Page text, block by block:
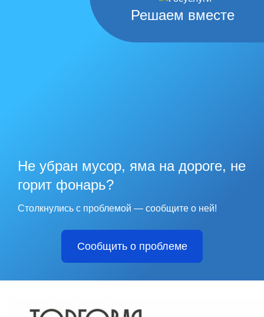
Решаем вместе
Не убран мусор, яма на дороге, не
горит фонарь?
Столкнулись с проблемой — сообщите о ней!
Сообщить о проблеме